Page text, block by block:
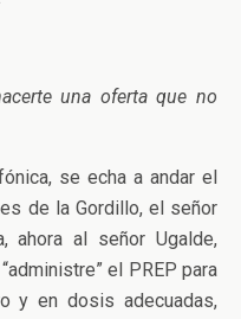
una oferta que no
se echa a andar el
de la Gordillo, el señor
ahora al señor Ugalde,
el PREP para
y en dosis adecuadas,